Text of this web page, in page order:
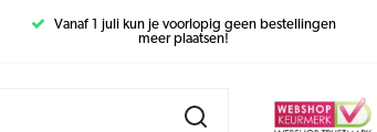
Vanaf 1 juli kun je voorlopig geen bestellingen
meer plaatsen!